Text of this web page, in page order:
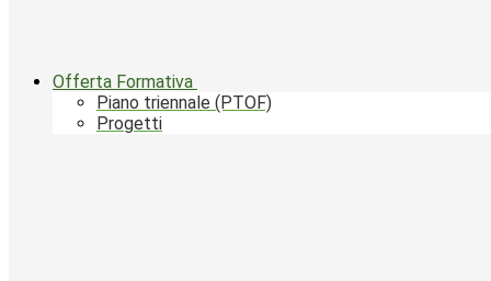
Offerta Formativa
Piano triennale (PTOF)
Progetti